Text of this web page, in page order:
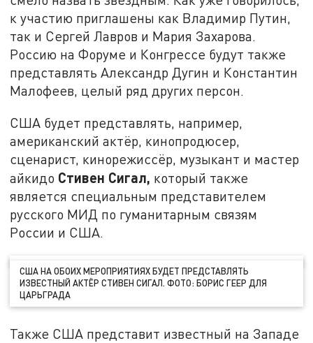
к участию приглашены как Владимир Путин,
так и Сергей Лавров и Мария Захарова.
Россию на Форуме и Конгрессе будут также
представлять Александр Дугин и Константин
Малофеев, целый ряд других персон.
США будет представлять, например,
американский актёр, кинопродюсер,
сценарист, кинорежиссёр, музыкант и мастер
айкидо Стивен Сигал, который также
является специальным представителем
русского МИД по гуманитарным связям
России и США.
США НА ОБОИХ МЕРОПРИЯТИЯХ БУДЕТ ПРЕДСТАВЛЯТЬ
ИЗВЕСТНЫЙ АКТЁР СТИВЕН СИГАЛ. ФОТО: БОРИС ГЕЕР ДЛЯ
ЦАРЬГРАДА
Также США представит известный на Западе